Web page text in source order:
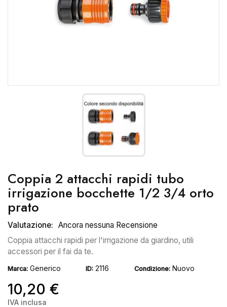
Coppia 2 attacchi rapidi tubo
irrigazione bocchette 1/2 3/4 orto
prato
Valutazione: Ancora nessuna Recensione
Coppia attacchi rapidi per l'irrigazione da giardino, utili
accessori per il fai da te.
Marca: Generico ID: 2116 Condizione: Nuovo
10,20 €
IVA inclusa